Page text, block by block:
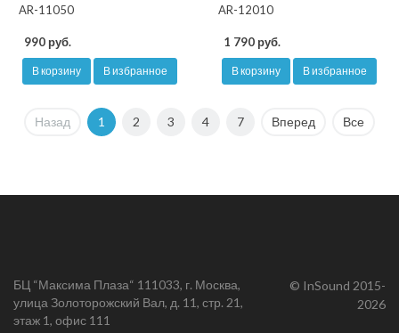
AR-11050
990 руб.
В корзину В избранное
AR-12010
1 790 руб.
В корзину В избранное
Назад 1 2 3 4 7 Вперед Все
БЦ “Максима Плаза“ 111033, г. Москва,
улица Золоторожский Вал, д. 11, стр. 21,
этаж 1, офис 111
© InSound 2015-
2026